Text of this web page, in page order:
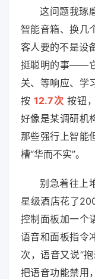
这问题我琢
智能音箱、换几
客人要的不是设
挺聪明的事——
关、等响应、学
按12.7次 按钮
好像是某调研机
那些强行上智能
槽“华而不实”。
别急着往上
星级酒店花了
控制面板加一个
语音和面板指令
次，语音又说“
把语音功能禁用